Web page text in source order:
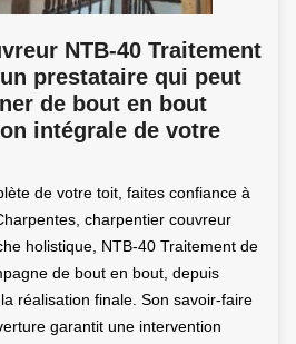
NTB-40 Traitement
prestataire qui peut
de bout en bout
intégrale de votre
de votre toit, faites confiance à
charpentier couvreur
holistique, NTB-40 Traitement de
de bout en bout, depuis
réalisation finale. Son savoir-faire
garantit une intervention